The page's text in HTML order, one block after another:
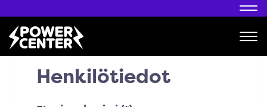
Henkilötiedot